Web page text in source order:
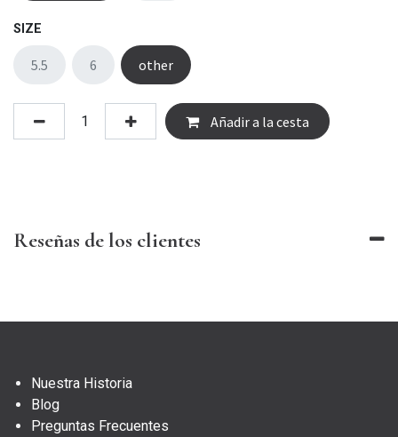
SIZE
5.5 6 other
Añadir a la cesta
Reseñas de los clientes
Nuestra Historia
Blog
Preguntas Frecuentes